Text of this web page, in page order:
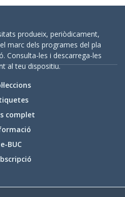
produeix, periòdicament,
marc dels programes del pla
Consulta-les i descarrega-les
al teu dispositiu.
complet
e-BUC